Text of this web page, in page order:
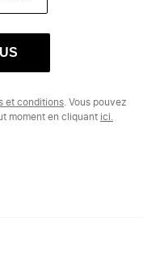
et conditions . Vous pouvez
moment en cliquant ici.